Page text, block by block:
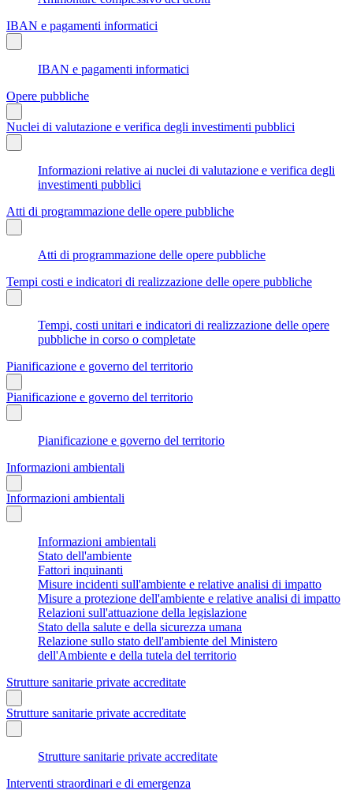
IBAN e pagamenti informatici
IBAN e pagamenti informatici
Opere pubbliche
Nuclei di valutazione e verifica degli investimenti pubblici
Informazioni relative ai nuclei di valutazione e verifica degli
investimenti pubblici
Atti di programmazione delle opere pubbliche
Atti di programmazione delle opere pubbliche
Tempi costi e indicatori di realizzazione delle opere pubbliche
Tempi, costi unitari e indicatori di realizzazione delle opere
pubbliche in corso o completate
Pianificazione e governo del territorio
Pianificazione e governo del territorio
Pianificazione e governo del territorio
Informazioni ambientali
Informazioni ambientali
Informazioni ambientali
Stato dell'ambiente
Fattori inquinanti
Misure incidenti sull'ambiente e relative analisi di impatto
Misure a protezione dell'ambiente e relative analisi di impatto
Relazioni sull'attuazione della legislazione
Stato della salute e della sicurezza umana
Relazione sullo stato dell'ambiente del Ministero
dell'Ambiente e della tutela del territorio
Strutture sanitarie private accreditate
Strutture sanitarie private accreditate
Strutture sanitarie private accreditate
Interventi straordinari e di emergenza